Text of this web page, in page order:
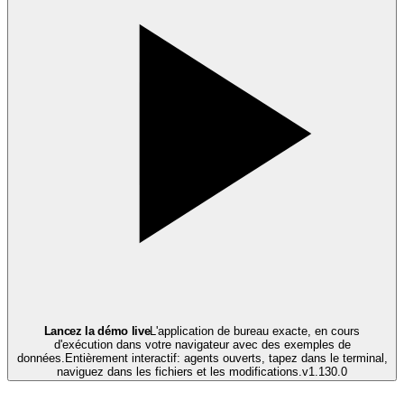
Lancez la démo liveL'application de bureau exacte, en cours
d'exécution dans votre navigateur avec des exemples de
données. Entièrement interactif: agents ouverts, tapez dans le terminal,
naviguez dans les fichiers et les modifications. v1.130.0